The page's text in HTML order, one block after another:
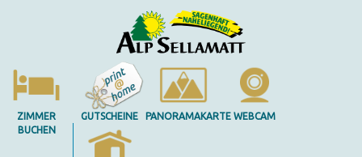
ZIMMER
BUCHEN
GUTSCHEINE PANORAMAKARTE WEBCAM